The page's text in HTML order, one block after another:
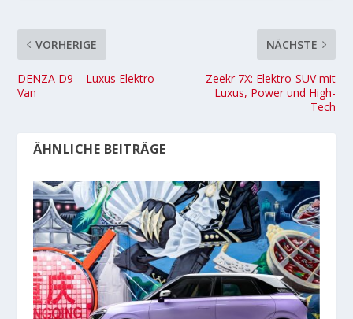
VORHERIGE
DENZA D9 – Luxus Elektro-
Van
NÄCHSTE
Zeekr 7X: Elektro-SUV mit
Luxus, Power und High-
Tech
ÄHNLICHE BEITRÄGE